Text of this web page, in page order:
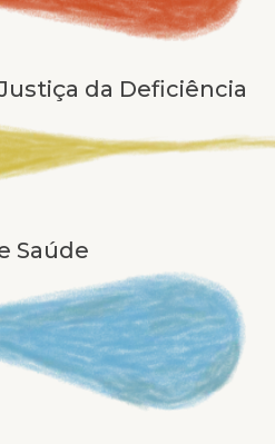
da Deficiência
Saúde